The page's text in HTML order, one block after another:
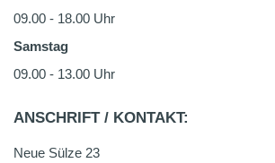
09.00 - 18.00 Uhr
Samstag
09.00 - 13.00 Uhr
ANSCHRIFT / KONTAKT:
Neue Sülze 23